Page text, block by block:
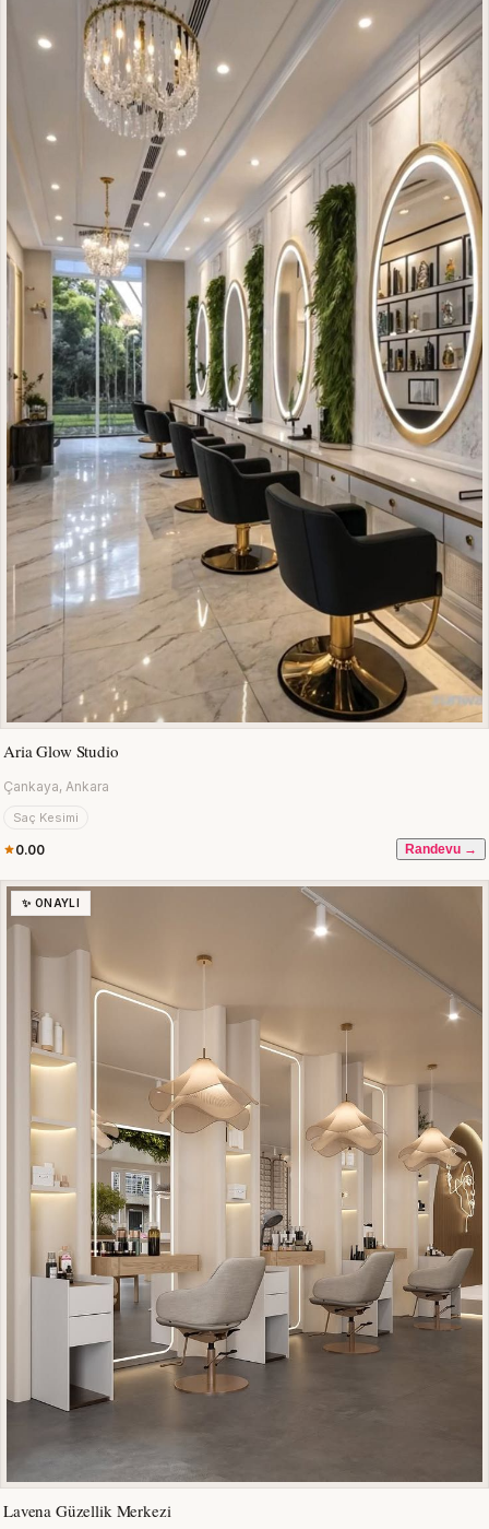
Aria Glow Studio
Çankaya, Ankara
Saç Kesimi
0.00 Randevu →
✨ ONAYLI
Lavena Güzellik Merkezi